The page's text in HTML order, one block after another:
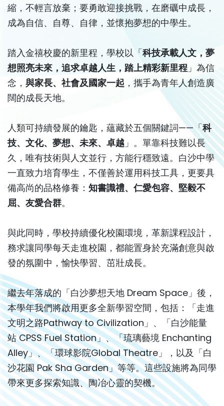
縮，不輕言放棄；要勇敢迎接挑戰，在磨礪中成長，
成為自信、自尊、自律，並懷抱夢想的中學生。
踏入金禧校慶的新里程，學校以「科技承載人文，夢
想照亮未來，追求卓越人生，踏上精彩新里程」為信
念， 與家長、社會及國家一起 ，攜手為青年人創造廣
闊的成長天地。
人類可持續發展的鑰匙，蘊藏於五個關鍵詞——「科
技、文化、夢想、未來、卓越 」。單靠科技難以長
久，唯有技術與人文並行，方能行穩致遠。白沙中學
一直致力培育學生，不僅善於運用科技工具，更要具
備高尚的品格修養： 知書識禮、仁愛包容、堅毅不
屈、友愛合群。
與此同時，學校持續優化校園環境，革新課程設計，
務求讓同學每天走進校園，都能置身於充滿創意與啟
發的氛圍中，愉快學習、茁壯成長。
繼去年落成的「白沙夢想天地 Dream Space」後，
本學年我們將啟用更多全新學習空間，包括：「走進
文明之路Pathway to Civilization」、「白沙能量
站 CPSS Fuel Station」、「琉璃藝境 Enchanting
Alley」、「環球影院Global Theatre」，以及「白
沙花園 Pak Sha Garden」等等。這些設施將為同學
帶來更多探索知識、陶冶心靈的契機。